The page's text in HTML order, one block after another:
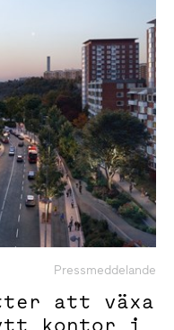
Pressmeddelande
att växa
kontor i